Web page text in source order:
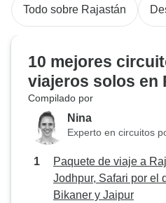
Todo sobre Rajastán
10 mejores
viajeros solos en
Compilado por
Nina
Experto en circuitos
Paquete de viaje a
Jodhpur, Safari por el
Bikaner y Jaipur